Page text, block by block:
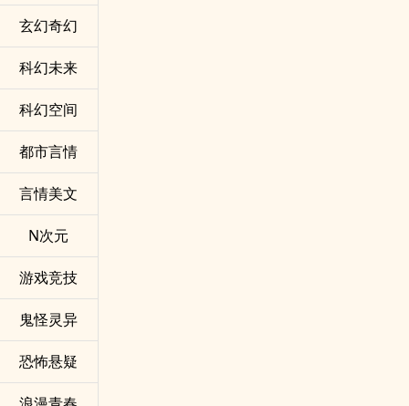
玄幻奇幻
科幻未来
科幻空间
都市言情
言情美文
N次元
游戏竞技
鬼怪灵异
恐怖悬疑